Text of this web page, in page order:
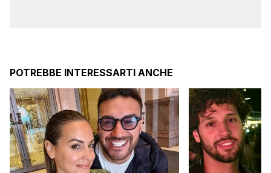
POTREBBE INTERESSARTI ANCHE